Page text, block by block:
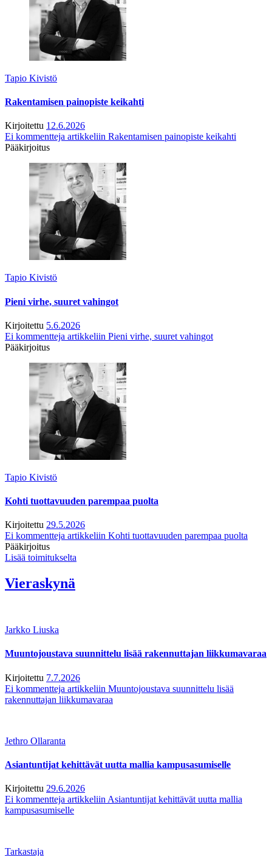
Tapio Kivistö
Rakentamisen painopiste keikahti
Kirjoitettu 12.6.2026
Ei kommentteja artikkeliin Rakentamisen painopiste keikahti
Pääkirjoitus
Tapio Kivistö
Pieni virhe, suuret vahingot
Kirjoitettu 5.6.2026
Ei kommentteja artikkeliin Pieni virhe, suuret vahingot
Pääkirjoitus
Tapio Kivistö
Kohti tuottavuuden parempaa puolta
Kirjoitettu 29.5.2026
Ei kommentteja artikkeliin Kohti tuottavuuden parempaa puolta
Pääkirjoitus
Lisää toimitukselta
Vieraskynä
Jarkko Liuska
Muuntojoustava suunnittelu lisää rakennuttajan liikkumavaraa
Kirjoitettu 7.7.2026
Ei kommentteja artikkeliin Muuntojoustava suunnittelu lisää
rakennuttajan liikkumavaraa
Jethro Ollaranta
Asiantuntijat kehittävät uutta mallia kampusasumiselle
Kirjoitettu 29.6.2026
Ei kommentteja artikkeliin Asiantuntijat kehittävät uutta mallia
kampusasumiselle
Tarkastaja